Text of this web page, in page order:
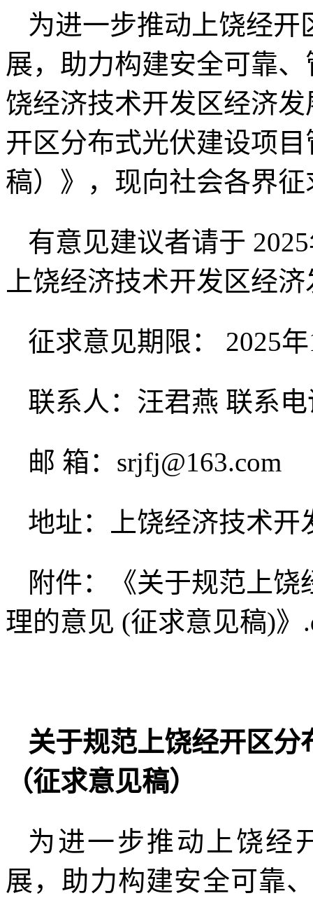
为进一步推动上饶经
展，助力构建安全可靠
饶经济技术开发区经济
开区分布式光伏建设项
稿）》，现向社会各界
有意见建议者请于
上饶经济技术开发区经
征求意见期限： 2025
联系人：汪君燕 联系电
邮 箱：srjfj@163.com
地址：上饶经济技术开
附件：《关于规范上
理的意见 (征求意见稿)》
关于规范上饶经开区
（征求意见稿）
为进一步推动上饶经
展，助力构建安全可靠